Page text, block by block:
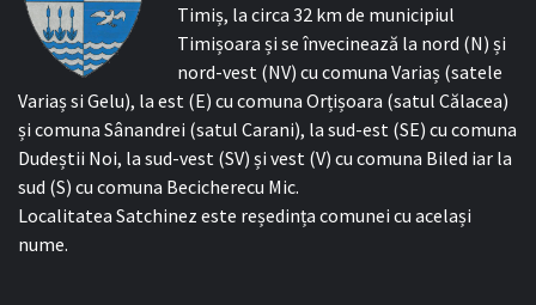
Timiș, la circa 32 km de municipiul
Timișoara și se învecinează la nord (N) și
nord-vest (NV) cu comuna Variaș (satele
Variaș si Gelu), la est (E) cu comuna Orțișoara (satul Călacea)
și comuna Sânandrei (satul Carani), la sud-est (SE) cu comuna
Dudeștii Noi, la sud-vest (SV) și vest (V) cu comuna Biled iar la
sud (S) cu comuna Becicherecu Mic.
Localitatea Satchinez este reședința comunei cu același
nume.